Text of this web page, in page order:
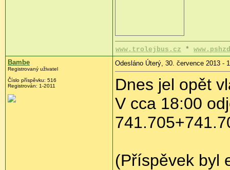
www.trolejbus.cz *
Bambe
Registrovaný uživatel
Číslo příspěvku: 516
Registrován: 1-2011
Odesláno Úterý, 30. července 2013 -
Dnes jel opět
V cca 18:00
(Příspěvek byl